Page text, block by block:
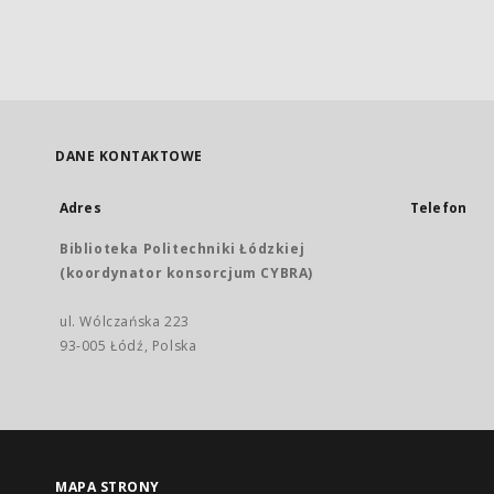
DANE KONTAKTOWE
Adres
Biblioteka Politechniki Łódzkiej
(koordynator konsorcjum CYBRA)
ul. Wólczańska 223
93-005 Łódź, Polska
Telefon
MAPA STRONY